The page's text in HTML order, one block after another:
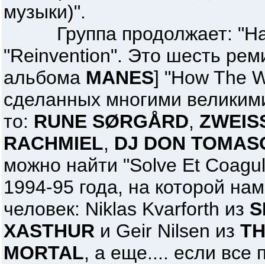
музыки)".
Группа продолжает: "На
"Reinvention". Это шесть
альбома MANES] "How The
сделанных многими
то: RUNE SØRGÅRD,
RACHMIEL, DJ DON
можно найти "Solve Et
1994-95 года, на которой
человек: Niklas Kvarforth из
XASTHUR и Geir Nilsen из
MORTAL, а еще.... если все